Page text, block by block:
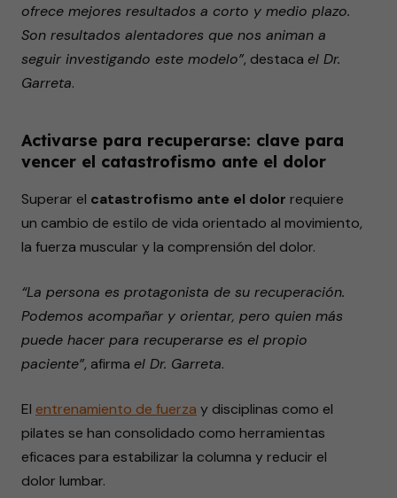
ofrece mejores resultados a corto y medio plazo.
Son resultados alentadores que nos animan a
seguir investigando este modelo”, destaca el Dr.
Garreta.
Activarse para recuperarse: clave para
vencer el catastrofismo ante el dolor
Superar el catastrofismo ante el dolor requiere
un cambio de estilo de vida orientado al movimiento,
la fuerza muscular y la comprensión del dolor.
“La persona es protagonista de su recuperación.
Podemos acompañar y orientar, pero quien más
puede hacer para recuperarse es el propio
paciente”, afirma el Dr. Garreta.
El entrenamiento de fuerza y disciplinas como el
pilates se han consolidado como herramientas
eficaces para estabilizar la columna y reducir el
dolor lumbar.